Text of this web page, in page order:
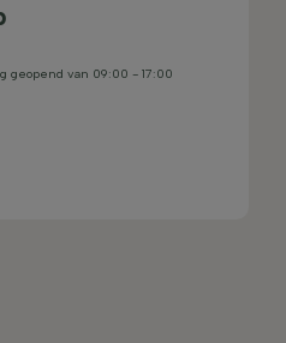
geopend van 09:00 - 17:00